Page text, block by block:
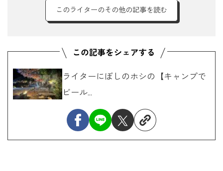
このライターのその他の記事を読む
ライターにぼしのホシの【キャンプで
ビール...